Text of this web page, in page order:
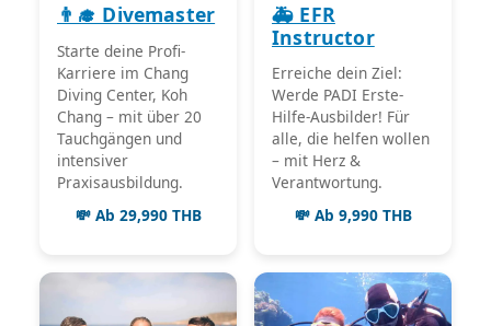
👨‍🎓 Divemaster
Starte deine Profi-
Karriere im Chang
Diving Center, Koh
Chang – mit über 20
Tauchgängen und
intensiver
Praxisausbildung.
💸 Ab 29,990 THB
🚑 EFR
Instructor
Erreiche dein Ziel:
Werde PADI Erste-
Hilfe-Ausbilder! Für
alle, die helfen wollen
– mit Herz &
Verantwortung.
💸 Ab 9,990 THB